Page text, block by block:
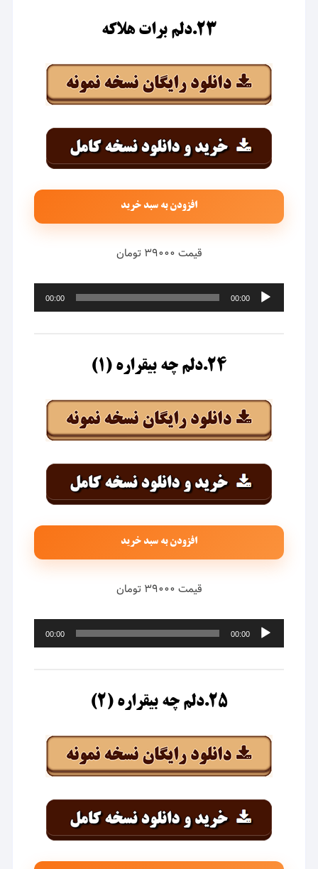
۲۳.دلم برات هلاکه
افزودن به سبد خرید
قیمت ۳۹۰۰۰ تومان
پخش‌کننده
صوت
00:00
00:00
۲۴.دلم چه بیقراره (۱)
افزودن به سبد خرید
قیمت ۳۹۰۰۰ تومان
پخش‌کننده
صوت
00:00
00:00
۲۵.دلم چه بیقراره (۲)